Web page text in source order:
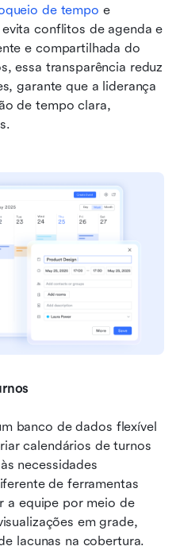
de tempo e
conflitos de agenda e
e compartilhada do
essa transparência reduz
garante que a liderança
de tempo clara,
banco de dados flexível
calendários de turnos
necessidades
de ferramentas
estáticas, permite visualizar a equipe por meio de
em grade,
lacunas na cobertura.